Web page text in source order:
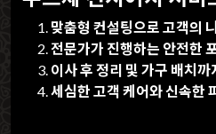
맞춤형 컨설팅으로 고객의
전문가가 진행하는 안전한
이사 후 정리 및 가구 배치
세심한 고객 케어와 신속한